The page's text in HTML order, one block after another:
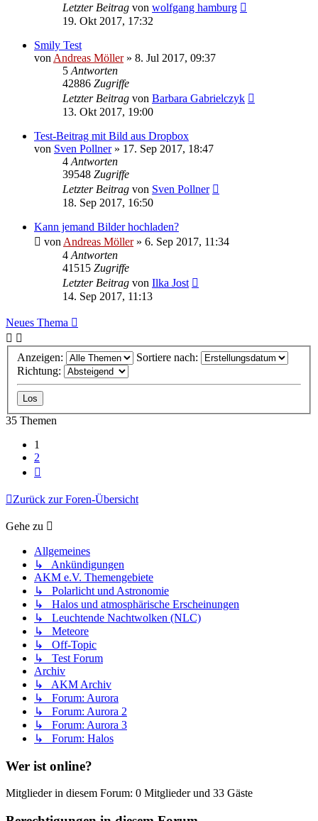
Letzter Beitrag von wolfgang hamburg
19. Okt 2017, 17:32
Smily Test
von Andreas Möller» 8. Jul 2017, 09:37
5 Antworten
42886 Zugriffe
Letzter Beitrag von Barbara Gabrielczyk
13. Okt 2017, 19:00
Test-Beitrag mit Bild aus Dropbox
von Sven Pollner» 17. Sep 2017, 18:47
4 Antworten
39548 Zugriffe
Letzter Beitrag von Sven Pollner
18. Sep 2017, 16:50
Kann jemand Bilder hochladen?
von Andreas Möller» 6. Sep 2017, 11:34
4 Antworten
41515 Zugriffe
Letzter Beitrag von Ilka Jost
14. Sep 2017, 11:13
Neues Thema
Anzeigen:
Sortiere nach:
Richtung:
35 Themen
1
2
Zurück zur Foren-Übersicht
Gehe zu
Allgemeines
↳ Ankündigungen
AKM e.V. Themengebiete
↳ Polarlicht und Astronomie
↳ Halos und atmosphärische Erscheinungen
↳ Leuchtende Nachtwolken (NLC)
↳ Meteore
↳ Off-Topic
↳ Test Forum
Archiv
↳ AKM Archiv
↳ Forum: Aurora
↳ Forum: Aurora 2
↳ Forum: Aurora 3
↳ Forum: Halos
Wer ist online?
Mitglieder in diesem Forum: 0 Mitglieder und 33 Gäste